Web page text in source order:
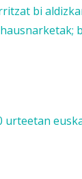
bi
urteetan